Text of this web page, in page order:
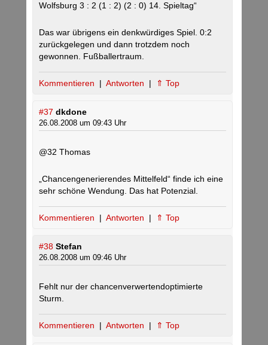
Wolfsburg 3 : 2 (1 : 2) (2 : 0) 14. Spieltag“
Das war übrigens ein denkwürdiges Spiel. 0:2
zurückgelegen und dann trotzdem noch
gewonnen. Fußballertraum.
Kommentieren | Antworten | ⇑ Top
#37 dkdone
26.08.2008 um 09:43 Uhr
@32 Thomas
„Chancengenerierendes Mittelfeld“ finde ich eine
sehr schöne Wendung. Das hat Potenzial.
Kommentieren | Antworten | ⇑ Top
#38 Stefan
26.08.2008 um 09:46 Uhr
Fehlt nur der chancenverwertendoptimierte
Sturm.
Kommentieren | Antworten | ⇑ Top